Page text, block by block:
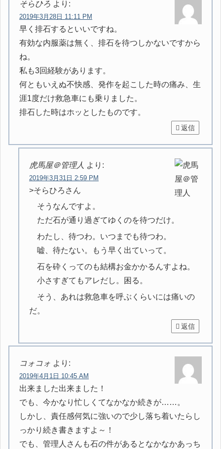
そらひろ より:
2019年3月28日 11:11 PM
早く排石するといいですね。
有効な内服薬は無く、排石を待つしかないですから
ね。
私も3回経験があります。
何ともいえぬ不快感、発作を起こした時の痛み、生
涯1度だけ救急車にも乗りました。
排石した時はホッとしたものです。
返信
虎馬屋＠管理人 より:
2019年3月31日 2:59 PM
>そらひろさん
そうなんですよ。
ただ石が通り過ぎてゆくのを待つだけ。
わたし、待つわ。いつまでも待つわ。
嘘、待たない。もう早く出ていって。
石を砕くってのも結構お金かかるんすよね。
小さすぎてもアレだし。困る。
そう、あれは救急車を呼ぶくらいには痛いの
だ。
返信
コォコォ より:
2019年4月1日 10:45 AM
出来ました出来ました！
でも、今かなり忙しくてなかなか続きが……。
しかし、責任感何気に強いので少し落ち着いたらし
っかり続き書きますよ～！
でも、管理人さんも石の件があるとなかなかあっち